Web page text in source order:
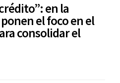
en la
el foco en el
consolidar el